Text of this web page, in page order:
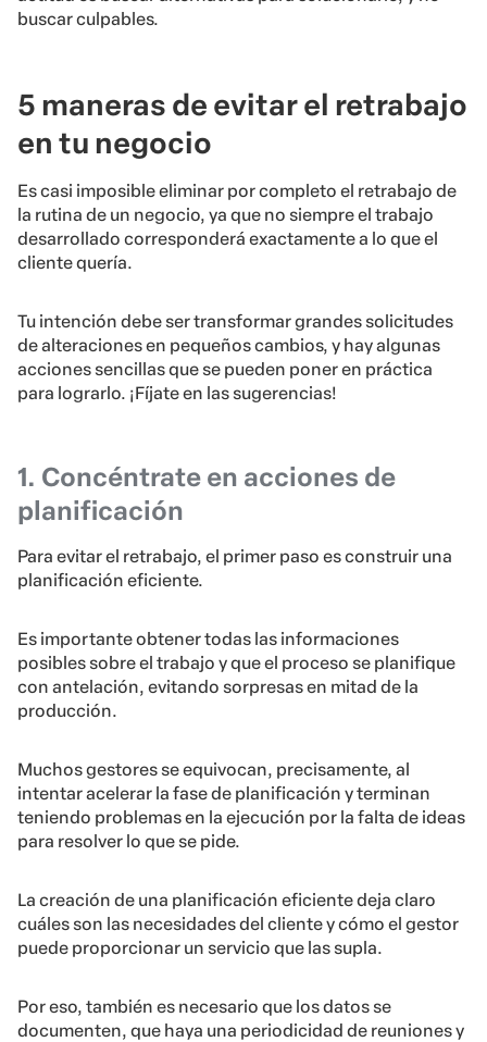
buscar culpables.
5 maneras de evitar el retrabajo
en tu negocio
Es casi imposible eliminar por completo el retrabajo de
la rutina de un negocio, ya que no siempre el trabajo
desarrollado corresponderá exactamente a lo que el
cliente quería.
Tu intención debe ser transformar grandes solicitudes
de alteraciones en pequeños cambios, y hay algunas
acciones sencillas que se pueden poner en práctica
para lograrlo. ¡Fíjate en las sugerencias!
1. Concéntrate en acciones de
planificación
Para evitar el retrabajo, el primer paso es construir una
planificación eficiente.
Es importante obtener todas las informaciones
posibles sobre el trabajo y que el proceso se planifique
con antelación, evitando sorpresas en mitad de la
producción.
Muchos gestores se equivocan, precisamente, al
intentar acelerar la fase de planificación y terminan
teniendo problemas en la ejecución por la falta de ideas
para resolver lo que se pide.
La creación de una planificación eficiente deja claro
cuáles son las necesidades del cliente y cómo el gestor
puede proporcionar un servicio que las supla.
Por eso, también es necesario que los datos se
documenten, que haya una periodicidad de reuniones y